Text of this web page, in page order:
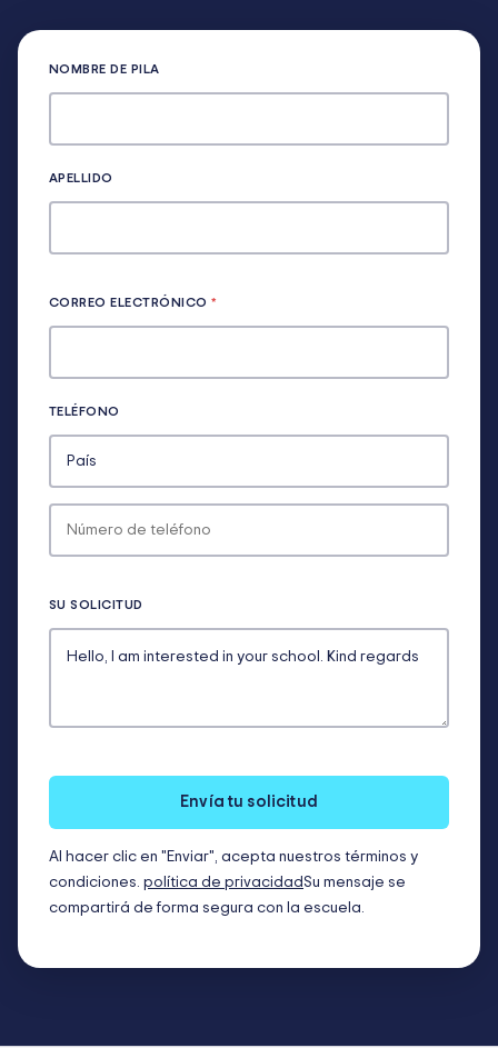
NOMBRE DE PILA
APELLIDO
CORREO ELECTRÓNICO*
TELÉFONO
SU SOLICITUD
Envía tu solicitud
Al hacer clic en "Enviar", acepta nuestros términos y
condiciones. política de privacidadSu mensaje se
compartirá de forma segura con la escuela.